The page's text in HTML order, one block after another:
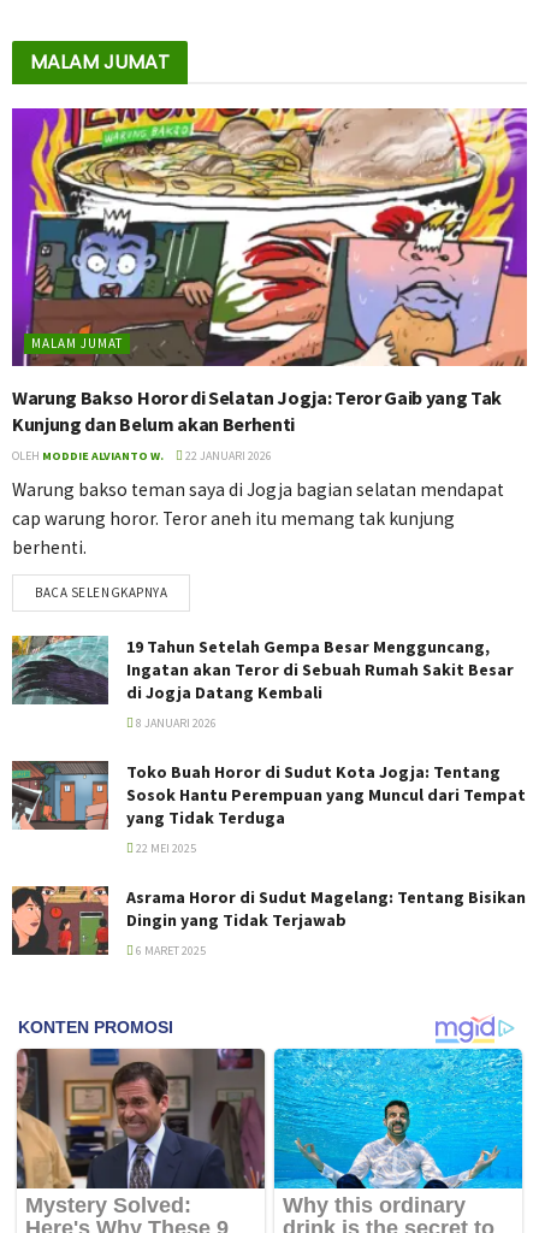
MALAM JUMAT
MALAM JUMAT
Warung Bakso Horor di Selatan Jogja: Teror Gaib yang Tak
Kunjung dan Belum akan Berhenti
OLEH MODDIE ALVIANTO W. 22 JANUARI 2026
Warung bakso teman saya di Jogja bagian selatan mendapat
cap warung horor. Teror aneh itu memang tak kunjung
berhenti.
BACA SELENGKAPNYA
19 Tahun Setelah Gempa Besar Mengguncang,
Ingatan akan Teror di Sebuah Rumah Sakit Besar
di Jogja Datang Kembali
8 JANUARI 2026
Toko Buah Horor di Sudut Kota Jogja: Tentang
Sosok Hantu Perempuan yang Muncul dari Tempat
yang Tidak Terduga
22 MEI 2025
Asrama Horor di Sudut Magelang: Tentang Bisikan
Dingin yang Tidak Terjawab
6 MARET 2025